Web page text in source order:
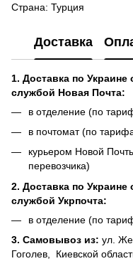
Страна: Турция
Доставка
1. Доставка по Украине
службой Новая Почта:
в отделение (по
в почтомат (по
курьером Новой
перевозчика)
2. Доставка по Украине
службой Укрпочта:
в отделение (по
3. Самовывоз из: ул.
Гоголев, Киевской